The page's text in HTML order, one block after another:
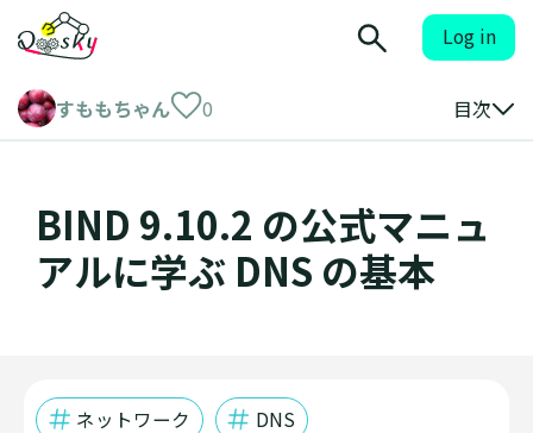
Log in
すももちゃん 0 目次
BIND 9.10.2 の公式マニュ
アルに学ぶ DNS の基本
ネットワーク DNS